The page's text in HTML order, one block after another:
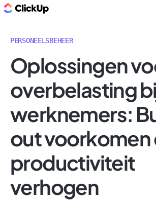
PERSONEELSBEHEER
Oplossingen
overbelasting
werknemers:
out voorkomen
productiviteit
verhogen